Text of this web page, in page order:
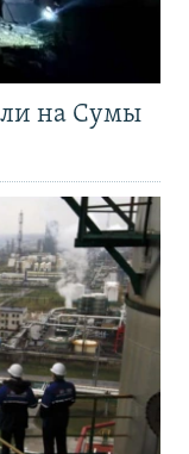
на Сумы